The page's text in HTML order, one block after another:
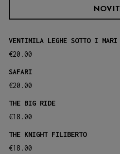
Le
prodotto
VENTIMILA LEGHE SOTTO I MARI
€20.00
SAFARI
€20.00
THE BIG RIDE
€18.00
THE KNIGHT FILIBERTO
€18.00